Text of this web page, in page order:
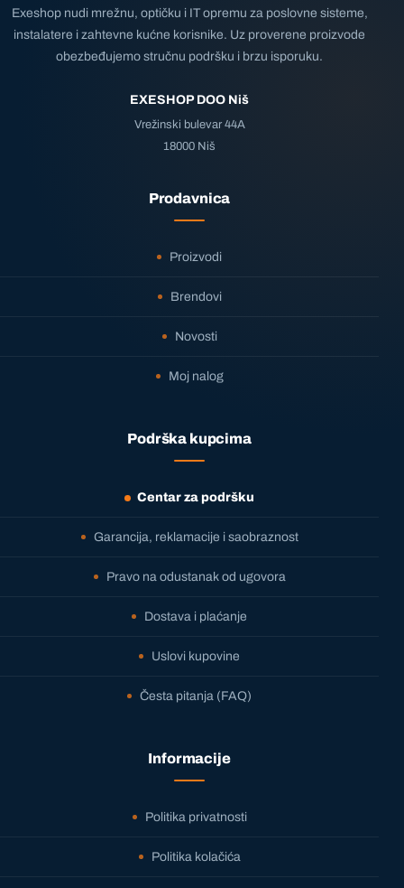
Exeshop nudi mrežnu, optičku i IT opremu za poslovne sisteme,
instalatere i zahtevne kućne korisnike. Uz proverene proizvode
obezbeđujemo stručnu podršku i brzu isporuku.
EXESHOP DOO Niš
Vrežinski bulevar 44A
18000 Niš
Prodavnica
Proizvodi
Brendovi
Novosti
Moj nalog
Podrška kupcima
Centar za podršku
Garancija, reklamacije i saobraznost
Pravo na odustanak od ugovora
Dostava i plaćanje
Uslovi kupovine
Česta pitanja (FAQ)
Informacije
Politika privatnosti
Politika kolačića